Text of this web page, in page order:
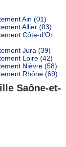
Ain (01)
Allier (03)
Côte-d'Or
Jura (39)
Loire (42)
Nièvre (58)
Rhône (69)
Saône-et-